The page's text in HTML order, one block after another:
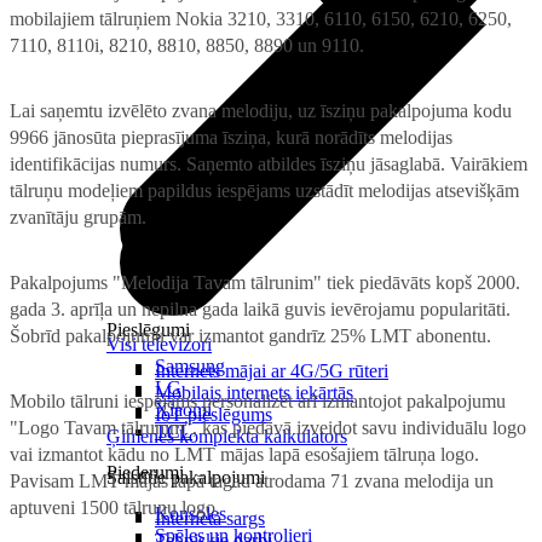
Pieslēgumi
Internets mājai ar 4G/5G rūteri
Mobilais internets iekārtās
IoT pieslēgums
Ģimenes komplekta kalkulators
Saistītie pakalpojumi
Interneta sargs
Visi televizori
Samsung
LG
Xiaomi
TCL
Piederumi
Konsoles
Spēles un kontrolieri
mobilajiem tālruņiem Nokia 3210, 3310, 6110, 6150, 6210, 6250,
7110, 8110i, 8210, 8810, 8850, 8890 un 9110.
Lai saņemtu izvēlēto zvana melodiju, uz īsziņu pakalpojuma kodu
9966 jānosūta pieprasījuma īsziņa, kurā norādīts melodijas
identifikācijas numurs. Saņemto atbildes īsziņu jāsaglabā. Vairākiem
tālruņu modeļiem papildus iespējams uzstādīt melodijas atsevišķām
zvanītāju grupām.
Pakalpojums "Melodija Tavam tālrunim" tiek piedāvāts kopš 2000.
gada 3. aprīļa un nepilna gada laikā guvis ievērojamu popularitāti.
Šobrīd pakalpojumu var izmantot gandrīz 25% LMT abonentu.
Mobilo tālruni iespējams personalizēt arī izmantojot pakalpojumu
"Logo Tavam tālrunim", kas piedāvā izveidot savu individuālu logo
vai izmantot kādu no LMT mājas lapā esošajiem tālruņa logo.
Pavisam LMT mājas lapā tagad atrodama 71 zvana melodija un
aptuveni 1500 tālruņu logo.